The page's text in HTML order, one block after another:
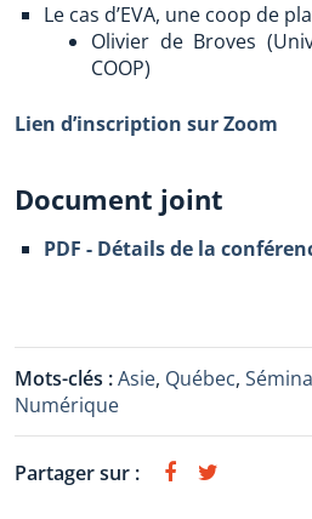
Le cas d’EVA, une coop de
Olivier de Broves
COOP)
Lien d’inscription sur Zoom
Document joint
PDF - Détails de la
Mots-clés :Asie, Québec,
Numérique
Partager sur :